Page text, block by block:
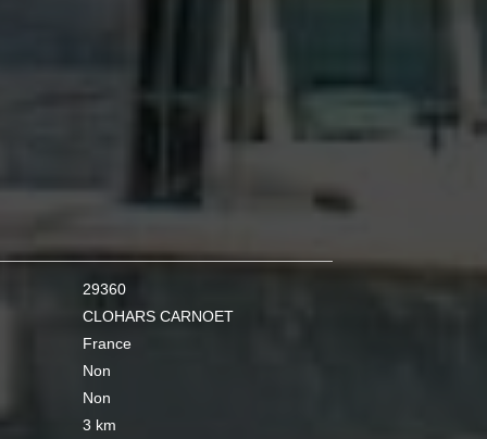
29360
CLOHARS CARNOET
France
Non
Non
3 km